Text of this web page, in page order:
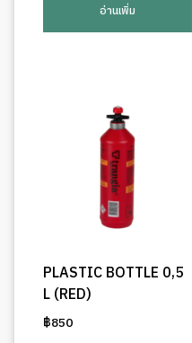
อ่านเพิ่ม
PLASTIC BOTTLE 0,5
L (RED)
฿850